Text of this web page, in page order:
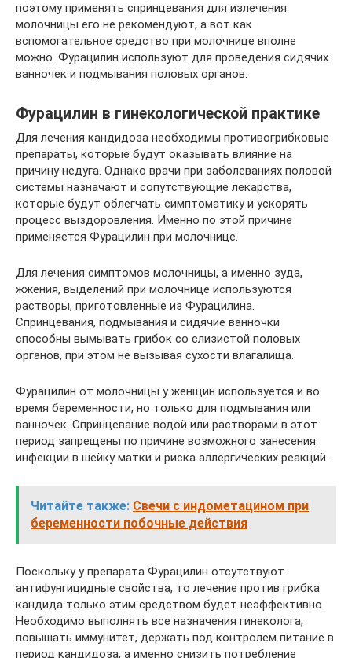
поэтому применять спринцевания для излечения
молочницы его не рекомендуют, а вот как
вспомогательное средство при молочнице вполне
можно. Фурацилин используют для проведения сидячих
ванночек и подмывания половых органов.
Фурацилин в гинекологической практике
Для лечения кандидоза необходимы противогрибковые
препараты, которые будут оказывать влияние на
причину недуга. Однако врачи при заболеваниях половой
системы назначают и сопутствующие лекарства,
которые будут облегчать симптоматику и ускорять
процесс выздоровления. Именно по этой причине
применяется Фурацилин при молочнице.
Для лечения симптомов молочницы, а именно зуда,
жжения, выделений при молочнице используются
растворы, приготовленные из Фурацилина.
Спринцевания, подмывания и сидячие ванночки
способны вымывать грибок со слизистой половых
органов, при этом не вызывая сухости влагалища.
Фурацилин от молочницы у женщин используется и во
время беременности, но только для подмывания или
ванночек. Спринцевание водой или растворами в этот
период запрещены по причине возможного занесения
инфекции в шейку матки и риска аллергических реакций.
Читайте также: Свечи с индометацином при
беременности побочные действия
Поскольку у препарата Фурацилин отсутствуют
антифунгицидные свойства, то лечение против грибка
кандида только этим средством будет неэффективно.
Необходимо выполнять все назначения гинеколога,
повышать иммунитет, держать под контролем питание в
период кандидоза, а именно снизить потребление